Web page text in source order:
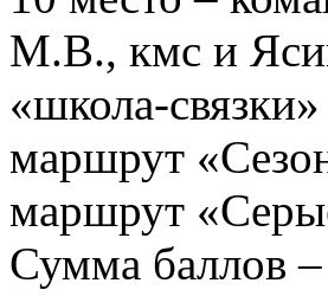
М.В., кмс и
«школа-
маршрут
маршрут
Сумма баллов